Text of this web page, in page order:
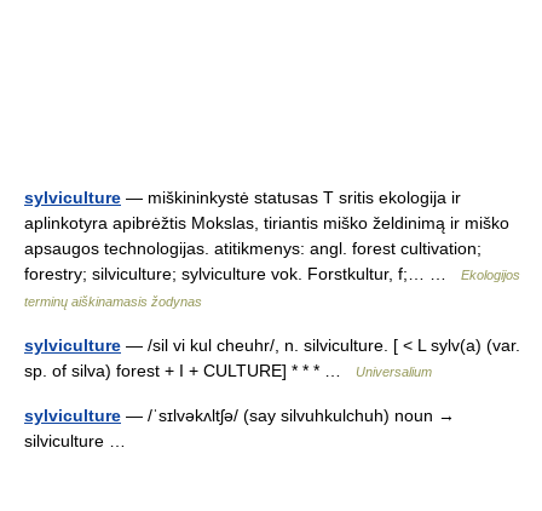
sylviculture — miškininkystė statusas T sritis ekologija ir
aplinkotyra apibrėžtis Mokslas, tiriantis miško želdinimą ir miško
apsaugos technologijas. atitikmenys: angl. forest cultivation;
forestry; silviculture; sylviculture vok. Forstkultur, f;… …
Ekologijos
terminų aiškinamasis žodynas
sylviculture — /sil vi kul cheuhr/, n. silviculture. [ < L sylv(a) (var.
sp. of silva) forest + I + CULTURE] * * * …
Universalium
sylviculture — /ˈsɪlvəkʌltʃə/ (say silvuhkulchuh) noun →
silviculture …